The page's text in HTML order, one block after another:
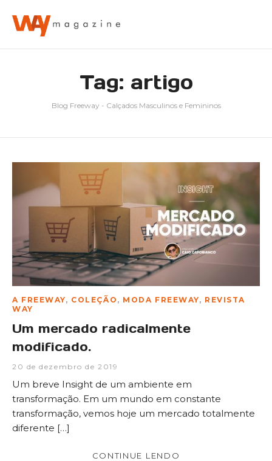
Tag: artigo
Blog Freeway - Calçados Masculinos e Femininos
A FREEWAY, COLEÇÃO , MODA FREEWAY, REVISTA
WAY
Um mercado radicalmente
modificado.
20 de dezembro de 2019
Um breve Insight de um ambiente em
transformação. Em um mundo em constante
transformação, vemos hoje um mercado totalmente
diferente […]
CONTINUE LENDO